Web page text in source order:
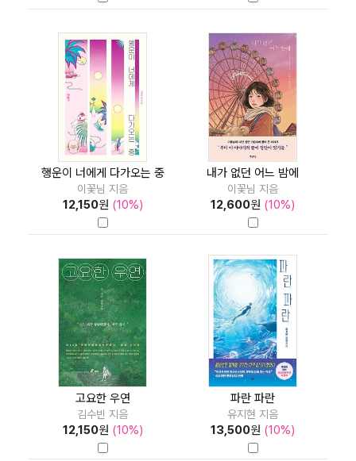
행운이 너에게 다가오는 중
이꽃님 지음
12,150원 (10%)
내가 없던 어느 밤에
이꽃님 지음
12,600원 (10%)
고요한 우연
김수빈 지음
12,150원 (10%)
파란 파란
유지현 지음
13,500원 (10%)